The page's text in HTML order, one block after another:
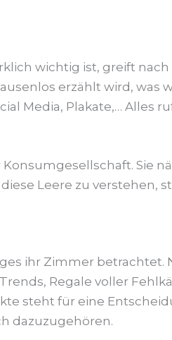
wichtig ist, greift
erzählt wird, was
Media, Plakate,… Alles
Sie
Leere zu verstehen,
ihr Zimmer betrachtet.
Regale voller
steht für eine
dazuzugehören.